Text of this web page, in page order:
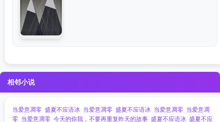
相邻小说
当爱意凋零 盛夏不应语冰 当爱意凋零 盛夏不应语冰 当爱意凋零 当爱意凋
零 当爱意凋零 今天的你我，不要再重复昨天的故事 盛夏不应语冰 盛夏不应